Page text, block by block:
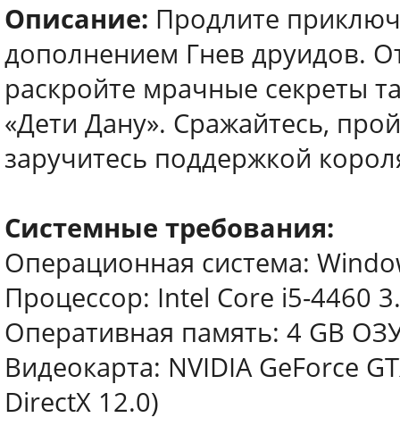
Описание: Продлите
дополнением Гнев друидов.
раскройте мрачные секреты
«Дети Дану». Сражайтесь,
заручитесь поддержкой
Системные требования:
Операционная система:
Процессор: Intel Core i5-4460
Оперативная память: 4 GB
Видеокарта: NVIDIA GeForce
DirectX 12.0)